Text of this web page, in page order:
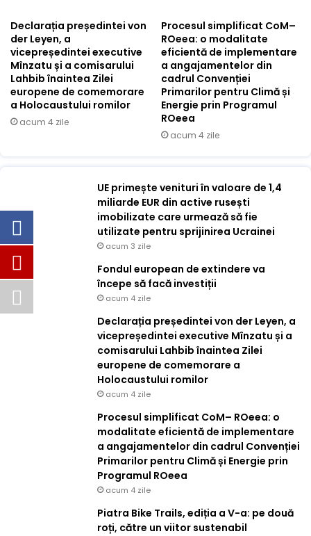
Declarația președintei von
der Leyen, a
vicepreședintei executive
Mînzatu și a comisarului
Lahbib înaintea Zilei
europene de comemorare
a Holocaustului romilor
acum 4 zile
Procesul simplificat CoM–
ROeea: o modalitate
eficientă de implementare
a angajamentelor din
cadrul Convenției
Primarilor pentru Climă și
Energie prin Programul
ROeea
acum 4 zile
UE primește venituri în valoare de 1,4
miliarde EUR din active rusești
imobilizate care urmează să fie
utilizate pentru sprijinirea Ucrainei
acum 3 zile
Fondul european de extindere va
începe să facă investiții
acum 4 zile
Declarația președintei von der Leyen, a
vicepreședintei executive Mînzatu și a
comisarului Lahbib înaintea Zilei
europene de comemorare a
Holocaustului romilor
acum 4 zile
Procesul simplificat CoM– ROeea: o
modalitate eficientă de implementare
a angajamentelor din cadrul Convenției
Primarilor pentru Climă și Energie prin
Programul ROeea
acum 4 zile
Piatra Bike Trails, ediția a V-a: pe două
roți, către un viitor sustenabil